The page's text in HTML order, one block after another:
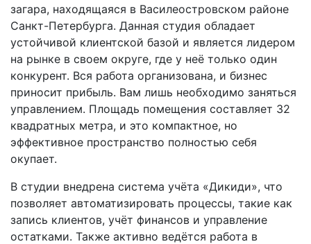
загара, находящаяся в Василеостровском районе
Санкт-Петербурга. Данная студия обладает
устойчивой клиентской базой и является лидером
на рынке в своем округе, где у неё только один
конкурент. Вся работа организована, и бизнес
приносит прибыль. Вам лишь необходимо заняться
управлением. Площадь помещения составляет 32
квадратных метра, и это компактное, но
эффективное пространство полностью себя
окупает.
В студии внедрена система учёта «Дикиди», что
позволяет автоматизировать процессы, такие как
запись клиентов, учёт финансов и управление
остатками. Также активно ведётся работа в